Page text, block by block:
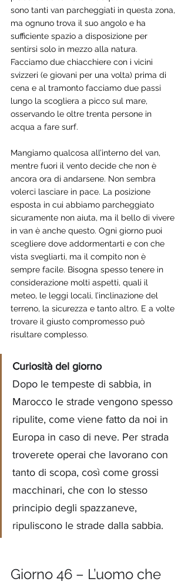
sono tanti van parcheggiati in questa zona,
ma ognuno trova il suo angolo e ha
sufficiente spazio a disposizione per
sentirsi solo in mezzo alla natura.
Facciamo due chiacchiere con i vicini
svizzeri (e giovani per una volta) prima di
cena e al tramonto facciamo due passi
lungo la scogliera a picco sul mare,
osservando le oltre trenta persone in
acqua a fare surf.
Mangiamo qualcosa all’interno del van,
mentre fuori il vento decide che non è
ancora ora di andarsene. Non sembra
volerci lasciare in pace. La posizione
esposta in cui abbiamo parcheggiato
sicuramente non aiuta, ma il bello di vivere
in van è anche questo. Ogni giorno puoi
scegliere dove addormentarti e con che
vista svegliarti, ma il compito non è
sempre facile. Bisogna spesso tenere in
considerazione molti aspetti, quali il
meteo, le leggi locali, l’inclinazione del
terreno, la sicurezza e tanto altro. E a volte
trovare il giusto compromesso può
risultare complesso.
Curiosità del giorno
Dopo le tempeste di sabbia, in
Marocco le strade vengono spesso
ripulite, come viene fatto da noi in
Europa in caso di neve. Per strada
troverete operai che lavorano con
tanto di scopa, così come grossi
macchinari, che con lo stesso
principio degli spazzaneve,
ripuliscono le strade dalla sabbia.
Giorno 46 – L’uomo che